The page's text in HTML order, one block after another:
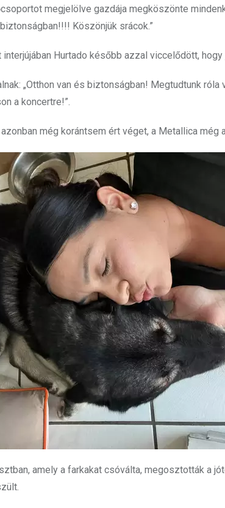
megjelölve gazdája megköszönte
Köszönjük srácok.”
Hurtado később azzal viccelődött, hogy
„Otthon van és biztonságban! Megtudtunk
a koncertre!”.
még korántsem ért véget, a Metallica
amely a farkakat csóválta, megosztották a